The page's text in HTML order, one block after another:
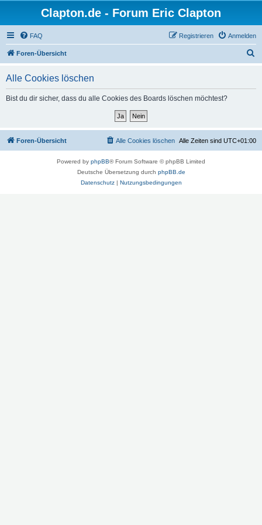
Clapton.de - Forum Eric Clapton
FAQ Anmelden
Registrieren
Foren-Übersicht
Alle Cookies löschen
Bist du dir sicher, dass du alle Cookies des Boards löschen möchtest?
Foren-Übersicht Alle Zeiten sind UTC+01:00
Alle Cookies löschen
Powered by phpBB® Forum Software © phpBB Limited
Deutsche Übersetzung durch phpBB.de
Datenschutz| Nutzungsbedingungen